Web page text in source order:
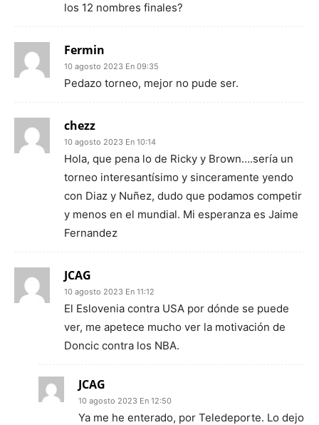
los 12 nombres finales?
Fermin
10 agosto 2023 En 09:35
Pedazo torneo, mejor no pude ser.
chezz
10 agosto 2023 En 10:14
Hola, que pena lo de Ricky y Brown….sería un
torneo interesantísimo y sinceramente yendo
con Diaz y Nuñez, dudo que podamos competir
y menos en el mundial. Mi esperanza es Jaime
Fernandez
JCAG
10 agosto 2023 En 11:12
El Eslovenia contra USA por dónde se puede
ver, me apetece mucho ver la motivación de
Doncic contra los NBA.
JCAG
10 agosto 2023 En 12:50
Ya me he enterado, por Teledeporte. Lo dejo